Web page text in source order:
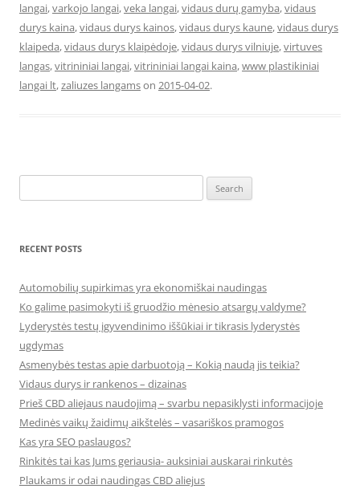
langai,varkojo langai,veka langai,vidaus durų gamyba,vidaus
durys kaina,vidaus durys kainos,vidaus durys kaune,vidaus durys
klaipeda,vidaus durys klaipėdoje,vidaus durys vilniuje,virtuves
langas,vitrininiai langai,vitrininiai langai kaina,www plastikiniai
langai lt,zaliuzes langamson 2015-04-02.
for:
RECENT POSTS
Automobilių supirkimas yra ekonomiškai naudingas
Ko galime pasimokyti iš gruodžio mėnesio atsargų valdyme?
Lyderystės testų įgyvendinimo iššūkiai ir tikrasis lyderystės
ugdymas
Asmenybės testas apie darbuotoją – Kokią naudą jis teikia?
Vidaus durys ir rankenos – dizainas
Prieš CBD aliejaus naudojimą – svarbu nepasiklysti informacijoje
Medinės vaikų žaidimų aikštelės – vasariškos pramogos
Kas yra SEO paslaugos?
Rinkitės tai kas Jums geriausia- auksiniai auskarai rinkutės
Plaukams ir odai naudingas CBD aliejus